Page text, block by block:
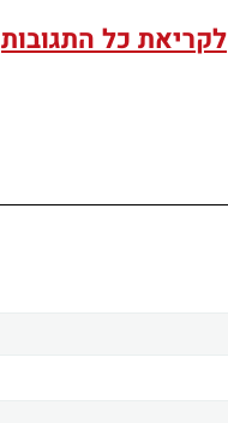
לקריאת כל התגובות